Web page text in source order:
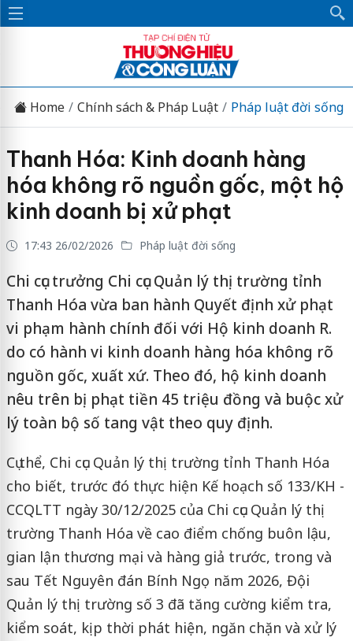
Home Chính sách & Pháp Luật Pháp luật đời sống
Thanh Hóa: Kinh doanh hàng
hóa không rõ nguồn gốc, một hộ
kinh doanh bị xử phạt
17:43 26/02/2026 Pháp luật đời sống
Chi cục trưởng Chi cục Quản lý thị trường tỉnh
Thanh Hóa vừa ban hành Quyết định xử phạt
vi phạm hành chính đối với Hộ kinh doanh R.
do có hành vi kinh doanh hàng hóa không rõ
nguồn gốc, xuất xứ. Theo đó, hộ kinh doanh
nêu trên bị phạt tiền 45 triệu đồng và buộc xử
lý toàn bộ số tang vật theo quy định.
Cụ thể, Chi cục Quản lý thị trường tỉnh Thanh Hóa
cho biết, trước đó thực hiện Kế hoạch số 133/KH -
CCQLTT ngày 30/12/2025 của Chi cục Quản lý thị
trường Thanh Hóa về cao điểm chống buôn lậu,
gian lận thương mại và hàng giả trước, trong và
sau Tết Nguyên đán Bính Ngọ năm 2026, Đội
Quản lý thị trường số 3 đã tăng cường kiểm tra,
kiểm soát, kịp thời phát hiện, ngăn chặn và xử lý